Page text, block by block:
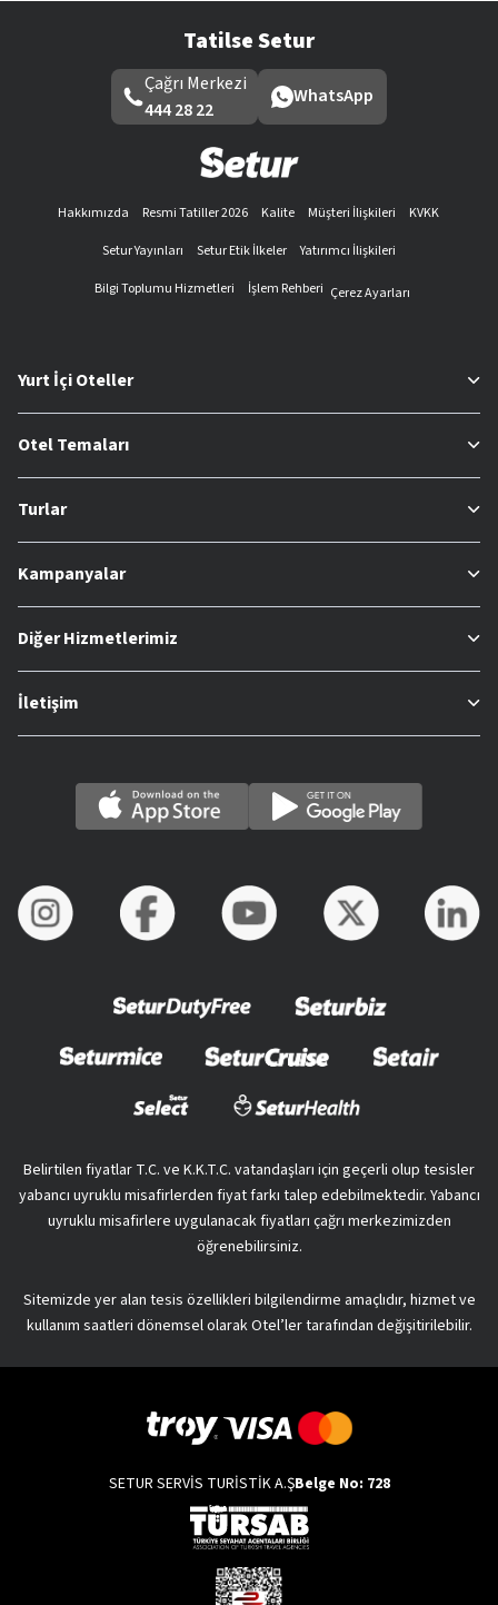
Tatilse Setur
Çağrı Merkezi
444 28 22
WhatsApp
Hakkımızda Resmi Tatiller 2026 Kalite Müşteri İlişkileri
KVKK
Setur Yayınları
Setur Etik İlkeler
Yatırımcı İlişkileri
Bilgi Toplumu Hizmetleri
İşlem Rehberi Çerez Ayarları
Yurt İçi Oteller
Otel Temaları
Turlar
Kampanyalar
Diğer Hizmetlerimiz
İletişim
Belirtilen fiyatlar T.C. ve K.K.T.C. vatandaşları için geçerli olup tesisler
yabancı uyruklu misafirlerden fiyat farkı talep edebilmektedir. Yabancı
uyruklu misafirlere uygulanacak fiyatları çağrı merkezimizden
öğrenebilirsiniz.
Sitemizde yer alan tesis özellikleri bilgilendirme amaçlıdır, hizmet ve
kullanım saatleri dönemsel olarak Otel’ler tarafından değişitirilebilir.
SETUR SERVİS TURİSTİK A.ŞBelge No: 728